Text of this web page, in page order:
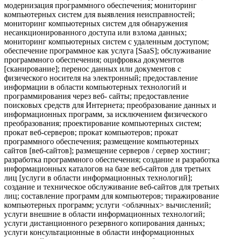
модернизация программного обеспечения; мониторинг
компьютерных систем для выявления неисправностей;
мониторинг компьютерных систем для обнаружения
несанкционированного доступа или взлома данных;
мониторинг компьютерных систем с удаленным доступом;
обеспечение программное как услуга [SaaS]; обслуживание
программного обеспечения; оцифровка документов
[сканирование]; перенос данных или документов с
физического носителя на электронный; предоставление
информации в области компьютерных технологий и
программирования через веб- сайты; предоставление
поисковых средств для Интернета; преобразование данных и
информационных программ, за исключением физического
преобразования; проектирование компьютерных систем;
прокат веб-серверов; прокат компьютеров; прокат
программного обеспечения; размещение компьютерных
сайтов [веб-сайтов]; размещение серверов / сервер хостинг;
разработка программного обеспечения; создание и разработка
информационных каталогов на базе веб-сайтов для третьих
лиц [услуги в области информационных технологий];
создание и техническое обслуживание веб-сайтов для третьих
лиц; составление программ для компьютеров; тиражирование
компьютерных программ; услуги <облачных> вычислений;
услуги внешние в области информационных технологий;
услуги дистанционного резервного копирования данных;
услуги консультационные в области информационных